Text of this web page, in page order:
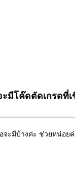
มีโค๊ดตัดเกรดที่
ะมีบ้างค่ะ ช่วยหน่อย